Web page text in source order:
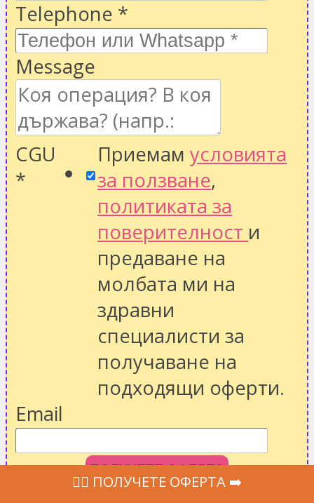
Telephone *
Message
CGU
*
Приемам условията
за ползване,
политиката за
поверителност и
предаване на
молбата ми на
здравни
специалисти за
получаване на
подходящи оферти.
Email
ПОЛУЧЕТЕ ОФЕРТА
‍👩‍⚕ ПОЛУЧЕТЕ ОФЕРТА ➡️